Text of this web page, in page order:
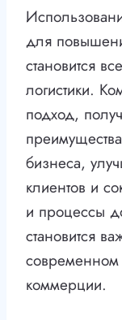
для
становится
логистики.
подход,
бизнеса,
клиентов и
и процессы
становится
современном
коммерции.